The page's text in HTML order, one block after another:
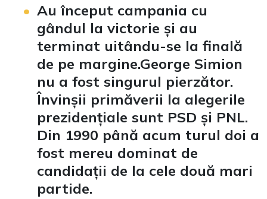
Au început campania cu
gândul la victorie și au
terminat uitându-se la finală
de pe margine.George Simion
nu a fost singurul pierzător.
Învinșii primăverii la alegerile
prezidențiale sunt PSD și PNL.
Din 1990 până acum turul doi a
fost mereu dominat de
candidații de la cele două mari
partide.